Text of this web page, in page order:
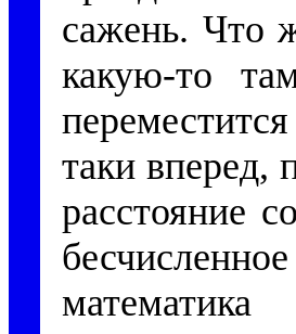
сажень. Что
какую-то
таки вперед,
расстояние